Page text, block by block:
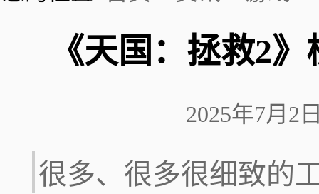
《天国：拯救2
2025年7月2
很多、很多很细致的